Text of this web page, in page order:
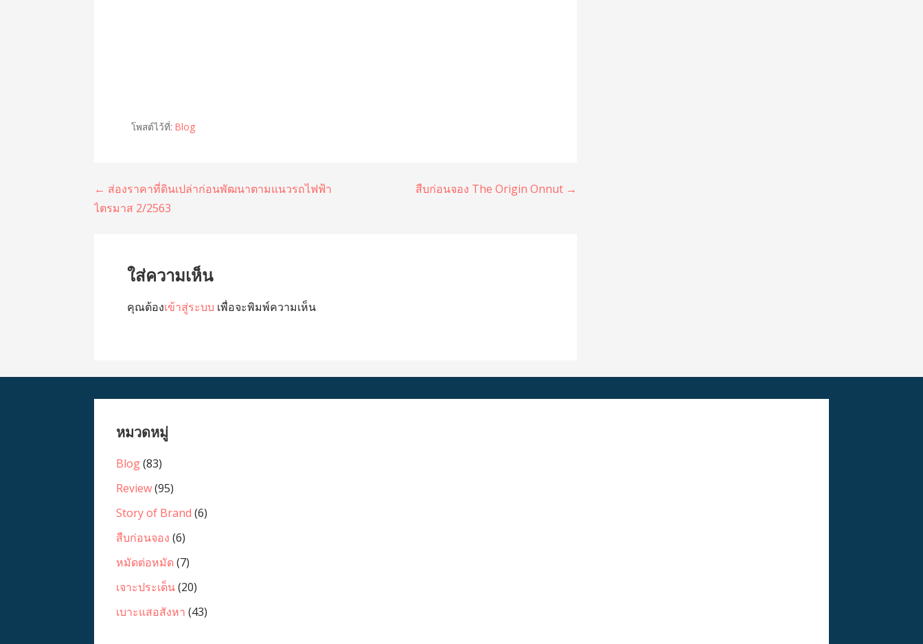
โพสต์ไว้ที่:Blog
แนะแนว
← ส่องราคาที่ดินเปล่าก่อนพัฒนาตามแนวรถไฟฟ้า
ไตรมาส 2/2563
สืบก่อนจอง The Origin Onnut →
ใส่ความเห็น
คุณต้องเข้าสู่ระบบ เพื่อจะพิมพ์ความเห็น
หมวดหมู่
Blog(83)
Review(95)
Story of Brand (6)
สืบก่อนจอง (6)
หมัดต่อหมัด (7)
เจาะประเด็น(20)
เบาะแสอสังหา (43)